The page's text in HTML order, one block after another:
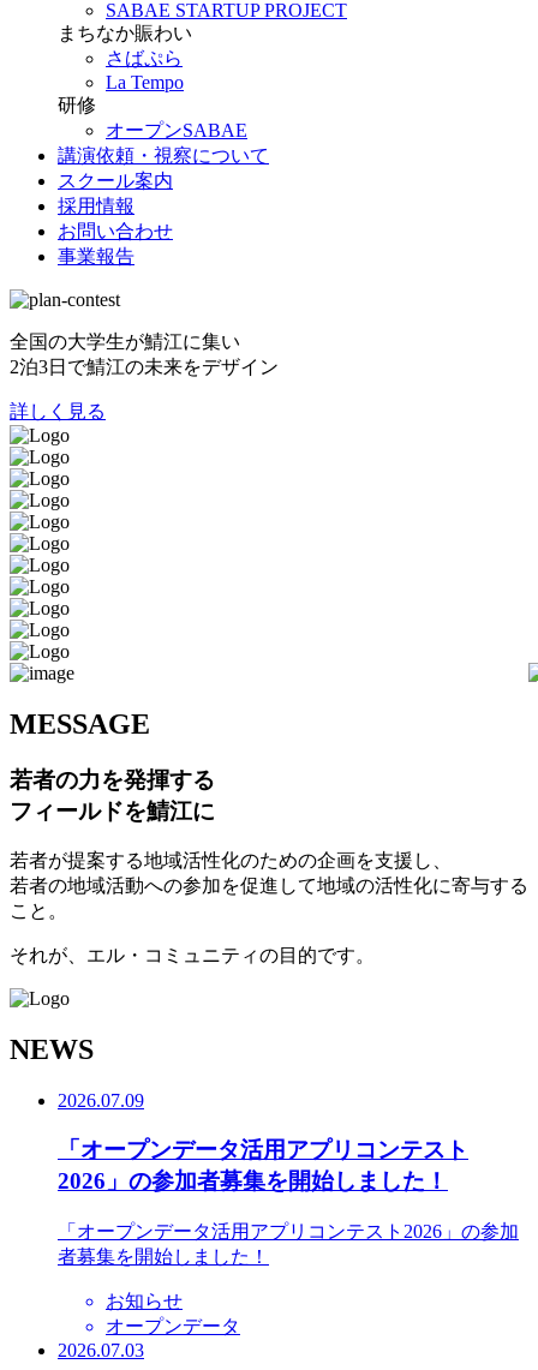
SABAE STARTUP PROJECT
まちなか賑わい
さばぷら
La Tempo
研修
オープンSABAE
講演依頼・視察について
スクール案内
採用情報
お問い合わせ
事業報告
全国の大学生が鯖江に集い
2泊3日で鯖江の未来をデザイン
詳しく見る
MESSAGE
若者の力を発揮する
フィールドを鯖江に
若者が提案する地域活性化のための企画を支援し、
若者の地域活動への参加を促進して地域の活性化に寄与する
こと。
それが、エル・コミュニティの目的です。
NEWS
2026.07.09
「オープンデータ活用アプリコンテスト
2026」の参加者募集を開始しました！
「オープンデータ活用アプリコンテスト2026」の参加
者募集を開始しました！
お知らせ
オープンデータ
2026.07.03